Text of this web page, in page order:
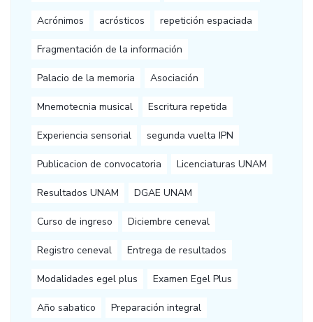
Acrónimos acrósticos repetición espaciada
Fragmentación de la información
Palacio de la memoria Asociación
Mnemotecnia musical Escritura repetida
Experiencia sensorial segunda vuelta IPN
Publicacion de convocatoria Licenciaturas UNAM
Resultados UNAM DGAE UNAM
Curso de ingreso Diciembre ceneval
Registro ceneval Entrega de resultados
Modalidades egel plus Examen Egel Plus
Año sabatico Preparación integral